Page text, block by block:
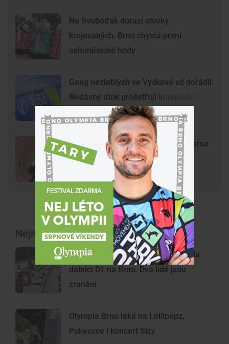
Na Svoboďák dorazí stovky
krojovaných. Brno chystá první
celoměstské hody
Gang nezletilých ve Vyškově už dořádil.
Nedávný útok prošetřují kriminalisté
Mladí vandalové poničili model Marsu
na Kraví hoře. Hvězdárna zařídila
Nejnovější články
Nehoda dodávky a kamionu zavřela
dálnici D1 na Brno. Dva lidé jsou
zranění
Olympia Brno láká na Lollipopz,
Pokeccce i koncert Slzy